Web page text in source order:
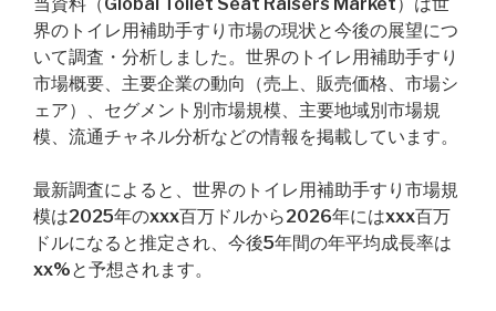
界のトイレ用補助手すり市場の現状と今後の展望につ
いて調査・分析しました。世界のトイレ用補助手すり
市場概要、主要企業の動向（売上、販売価格、市場シ
ェア）、セグメント別市場規模、主要地域別市場規
模、流通チャネル分析などの情報を掲載しています。
最新調査によると、世界のトイレ用補助手すり市場規
模は2025年のxxx百万ドルから2026年にはxxx百万
ドルになると推定され、今後5年間の年平均成長率は
xx%と予想されます。